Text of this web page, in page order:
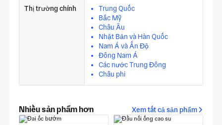
Thị trường chính
Trung Quốc
Bắc Mỹ
Châu Âu
Nhật Bản và Hàn Quốc
Nam Á và Ấn Độ
Đông Nam Á
Các nước Trung Đông
Châu phi
Nhiều sản phẩm hơn Xem tất cả sản phẩm